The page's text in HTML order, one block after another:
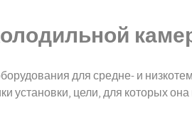
для средне- и
цели, для которых